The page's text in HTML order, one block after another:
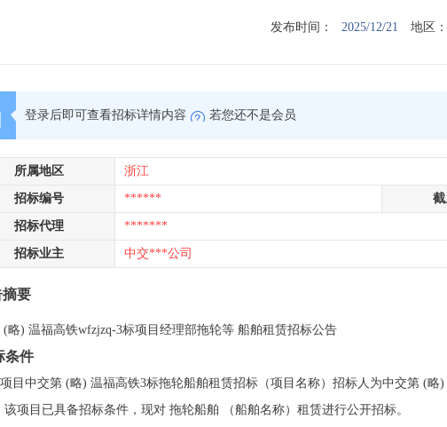
发布时间： 2025/12/21 地区：
登录后即可查看招标详情内容 若您还不是会员
所属地区 浙江
招标编号 ****** 截
招标代理 *******
招标业主 中交***公司
要
(略) 温福高铁wfzjzq-3标项目经理部拖轮等 船舶租赁招标公告
条件
目中交第 (略) 温福高铁3标拖轮船舶租赁招标（项目名称）招标人为中交第 (
该项目已具备招标条件，现对 拖轮船舶 （船舶名称）租赁进行公开招标。